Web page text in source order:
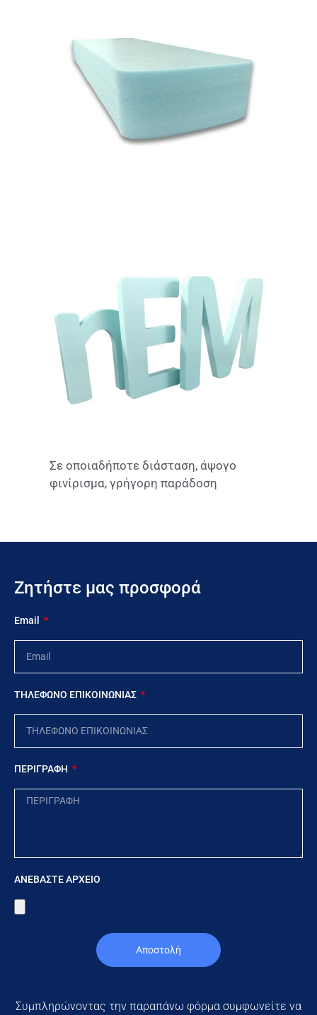
Σε οποιαδήποτε διάσταση, άψογο
φινίρισμα, γρήγορη παράδοση
Ζητήστε μας προσφορά
Email
ΤΗΛΕΦΩΝΟ ΕΠΙΚΟΙΝΩΝΙΑΣ
ΠΕΡΙΓΡΑΦΗ
ΑΝΕΒΑΣΤΕ ΑΡΧΕΙΟ
Αποστολή
Συμπληρώνοντας την παραπάνω φόρμα συμφωνείτε να